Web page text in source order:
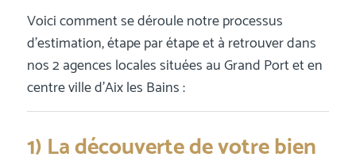
Voici comment se déroule notre processus
d’estimation, étape par étape et à retrouver dans
nos 2 agences locales situées au Grand Port et en
centre ville d’Aix les Bains :
1) La découverte de votre bien